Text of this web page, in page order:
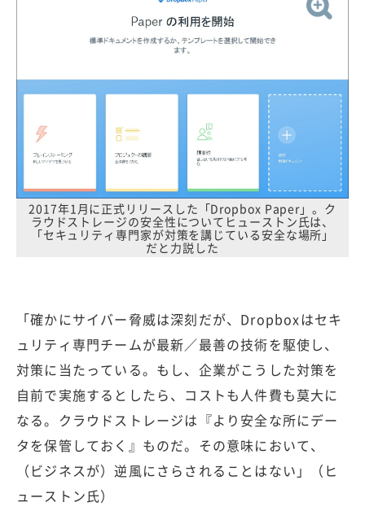
2017年1月に正式リリースした「Dropbox Paper」。ク
ラウドストレージの安全性についてヒューストン氏は、
「セキュリティ専門家が対策を講じている安全な場所」
だと力説した
「確かにサイバー脅威は深刻だが、Dropboxはセキ
ュリティ専門チームが最新／最善の技術を駆使し、
対策に当たっている。もし、企業がこうした対策を
自前で実施するとしたら、コストも人件費も莫大に
なる。クラウドストレージは『より安全な所にデー
タを保管しておく』ものだ。その意味において、
（ビジネスが）逆風にさらされることはない」（ヒ
ューストン氏）